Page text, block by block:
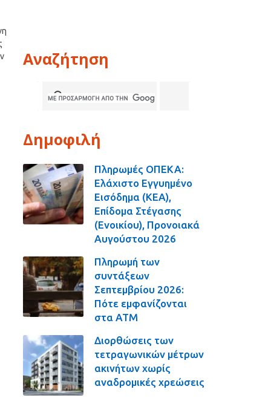
Αναζήτηση
Δημοφιλή
Πληρωμές ΟΠΕΚΑ:
Ελάχιστο Εγγυημένο
Εισόδημα (ΚΕΑ),
Επίδομα Στέγασης
(Ενοικίου), Προνοιακά
Αυγούστου 2026
Πληρωμή των
συντάξεων
Σεπτεμβρίου 2026:
Πότε εμφανίζονται
στα ΑΤΜ
Διορθώσεις των
τετραγωνικών μέτρων
ακινήτων χωρίς
αναδρομικές χρεώσεις